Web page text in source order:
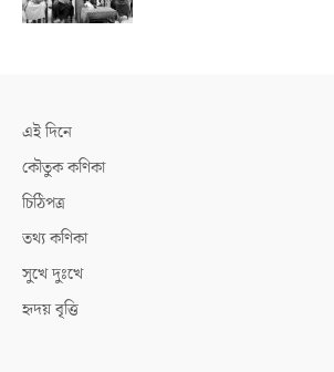
এই দিনে
কৌতুক কণিকা
চিঠিপত্র
তথ্য কণিকা
সুখে দুঃখে
হৃদয় বৃত্তি